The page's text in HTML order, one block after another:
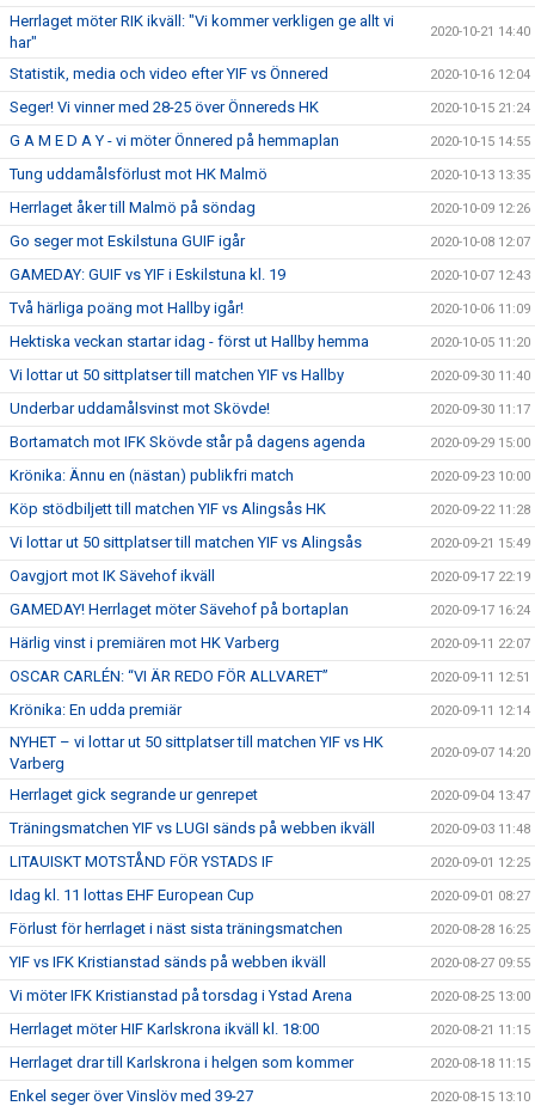
Herrlaget möter RIK ikväll: "Vi kommer verkligen ge allt vi
har"
2020-10-21 14:40
Statistik, media och video efter YIF vs Önnered 2020-10-16 12:04
Seger! Vi vinner med 28-25 över Önnereds HK 2020-10-15 21:24
G A M E D A Y - vi möter Önnered på hemmaplan 2020-10-15 14:55
Tung uddamålsförlust mot HK Malmö 2020-10-13 13:35
Herrlaget åker till Malmö på söndag 2020-10-09 12:26
Go seger mot Eskilstuna GUIF igår 2020-10-08 12:07
GAMEDAY: GUIF vs YIF i Eskilstuna kl. 19 2020-10-07 12:43
Två härliga poäng mot Hallby igår! 2020-10-06 11:09
Hektiska veckan startar idag - först ut Hallby hemma 2020-10-05 11:20
Vi lottar ut 50 sittplatser till matchen YIF vs Hallby 2020-09-30 11:40
Underbar uddamålsvinst mot Skövde! 2020-09-30 11:17
Bortamatch mot IFK Skövde står på dagens agenda 2020-09-29 15:00
Krönika: Ännu en (nästan) publikfri match 2020-09-23 10:00
Köp stödbiljett till matchen YIF vs Alingsås HK 2020-09-22 11:28
Vi lottar ut 50 sittplatser till matchen YIF vs Alingsås 2020-09-21 15:49
Oavgjort mot IK Sävehof ikväll 2020-09-17 22:19
GAMEDAY! Herrlaget möter Sävehof på bortaplan 2020-09-17 16:24
Härlig vinst i premiären mot HK Varberg 2020-09-11 22:07
OSCAR CARLÉN: “VI ÄR REDO FÖR ALLVARET” 2020-09-11 12:51
Krönika: En udda premiär 2020-09-11 12:14
NYHET – vi lottar ut 50 sittplatser till matchen YIF vs HK
Varberg
2020-09-07 14:20
Herrlaget gick segrande ur genrepet 2020-09-04 13:47
Träningsmatchen YIF vs LUGI sänds på webben ikväll 2020-09-03 11:48
LITAUISKT MOTSTÅND FÖR YSTADS IF 2020-09-01 12:25
Idag kl. 11 lottas EHF European Cup 2020-09-01 08:27
Förlust för herrlaget i näst sista träningsmatchen 2020-08-28 16:25
YIF vs IFK Kristianstad sänds på webben ikväll 2020-08-27 09:55
Vi möter IFK Kristianstad på torsdag i Ystad Arena 2020-08-25 13:00
Herrlaget möter HIF Karlskrona ikväll kl. 18:00 2020-08-21 11:15
Herrlaget drar till Karlskrona i helgen som kommer 2020-08-18 11:15
Enkel seger över Vinslöv med 39-27 2020-08-15 13:10